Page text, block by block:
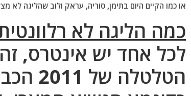
או כמו הקיים היום בתימן, סוריה, עראק ולוב שהליגה לא
כמה הליגה לא
לכל אחד יש אינטרס,